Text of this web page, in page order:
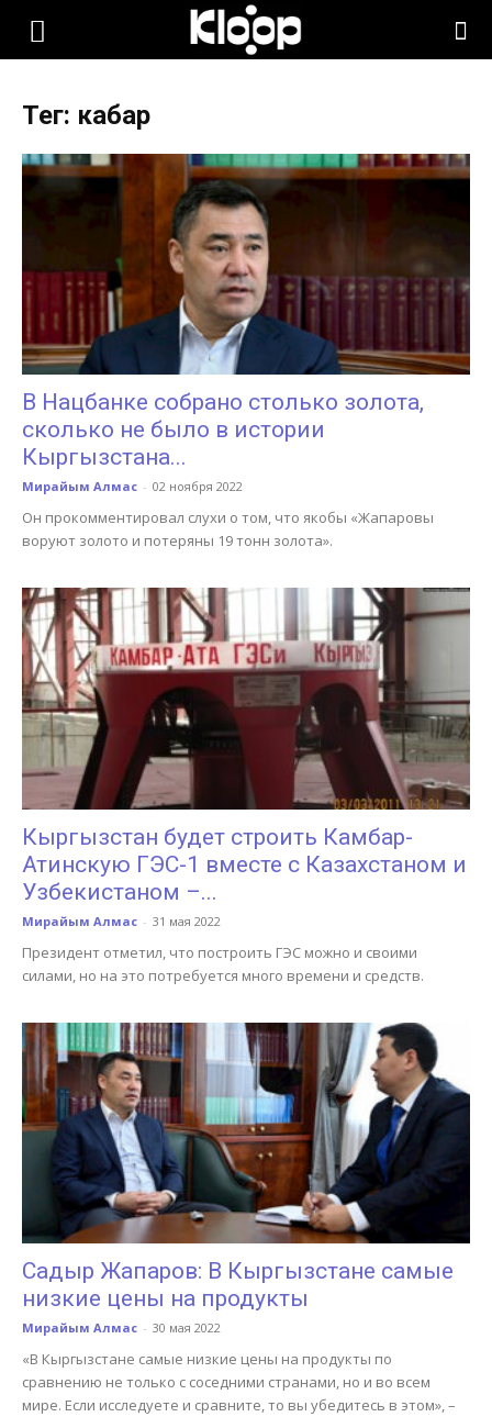
KLOOP.KG
Кыргызстана
Тег: кабар
В Нацбанке собрано столько золота,
сколько не было в истории
Кыргызстана...
Мирайым Алмас - 02 ноября 2022
Он прокомментировал слухи о том, что якобы «Жапаровы
воруют золото и потеряны 19 тонн золота».
Кыргызстан будет строить Камбар-
Атинскую ГЭС-1 вместе с Казахстаном и
Узбекистаном –...
Мирайым Алмас - 31 мая 2022
Президент отметил, что построить ГЭС можно и своими
силами, но на это потребуется много времени и средств.
Садыр Жапаров: В Кыргызстане самые
низкие цены на продукты
Мирайым Алмас - 30 мая 2022
«В Кыргызстане самые низкие цены на продукты по
сравнению не только с соседними странами, но и во всем
мире. Если исследуете и сравните, то вы убедитесь в этом», –